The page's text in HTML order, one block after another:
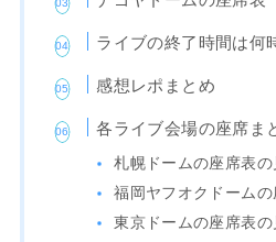
ライブの終了時間は何
感想レポまとめ
各ライブ会場の座席ま
札幌ドームの座席表の
福岡ヤフオクドーム
東京ドームの座席表の